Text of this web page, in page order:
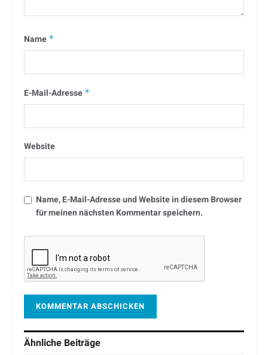
Name *
E-Mail-Adresse *
Website
Name, E-Mail-Adresse und Website in diesem Browser
für meinen nächsten Kommentar speichern.
Ähnliche Beiträge